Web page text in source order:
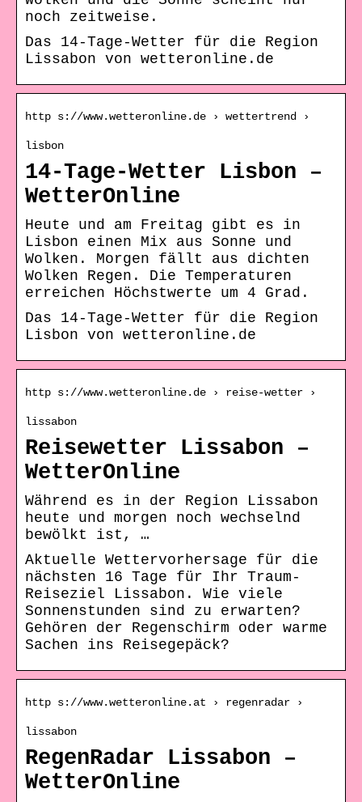
noch zeitweise.
Das 14-Tage-Wetter für die Region
Lissabon von wetteronline.de
http s://www.wetteronline.de › wettertrend ›
lisbon
14-Tage-Wetter Lisbon –
WetterOnline
Heute und am Freitag gibt es in
Lisbon einen Mix aus Sonne und
Wolken. Morgen fällt aus dichten
Wolken Regen. Die Temperaturen
erreichen Höchstwerte um 4 Grad.
Das 14-Tage-Wetter für die Region
Lisbon von wetteronline.de
http s://www.wetteronline.de › reise-wetter ›
lissabon
Reisewetter Lissabon –
WetterOnline
Während es in der Region Lissabon
heute und morgen noch wechselnd
bewölkt ist, …
Aktuelle Wettervorhersage für die
nächsten 16 Tage für Ihr Traum-
Reiseziel Lissabon. Wie viele
Sonnenstunden sind zu erwarten?
Gehören der Regenschirm oder warme
Sachen ins Reisegepäck?
http s://www.wetteronline.at › regenradar ›
lissabon
RegenRadar Lissabon –
WetterOnline